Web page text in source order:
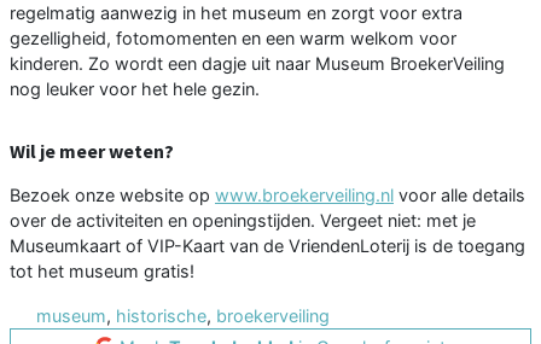
regelmatig aanwezig in het museum en zorgt voor extra
gezelligheid, fotomomenten en een warm welkom voor
kinderen. Zo wordt een dagje uit naar Museum BroekerVeiling
nog leuker voor het hele gezin.
Wil je meer weten?
Bezoek onze website op www.broekerveiling.nl voor alle details
over de activiteiten en openingstijden. Vergeet niet: met je
Museumkaart of VIP-Kaart van de VriendenLoterij is de toegang
tot het museum gratis!
museum, historische, broekerveiling